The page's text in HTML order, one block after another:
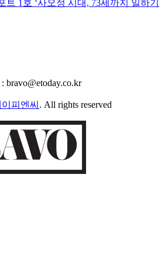
트 1호 ‘사오정 시대, 73세까지 일하기
피엔씨 . All rights reserved